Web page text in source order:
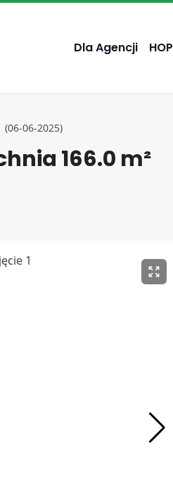
Dla Agencji HOP
(06-06-2025)
166.0 m²